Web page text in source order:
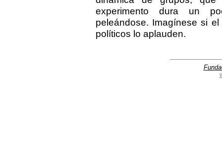
experimento dura un
peleándose. Imagínese si
políticos lo aplauden.